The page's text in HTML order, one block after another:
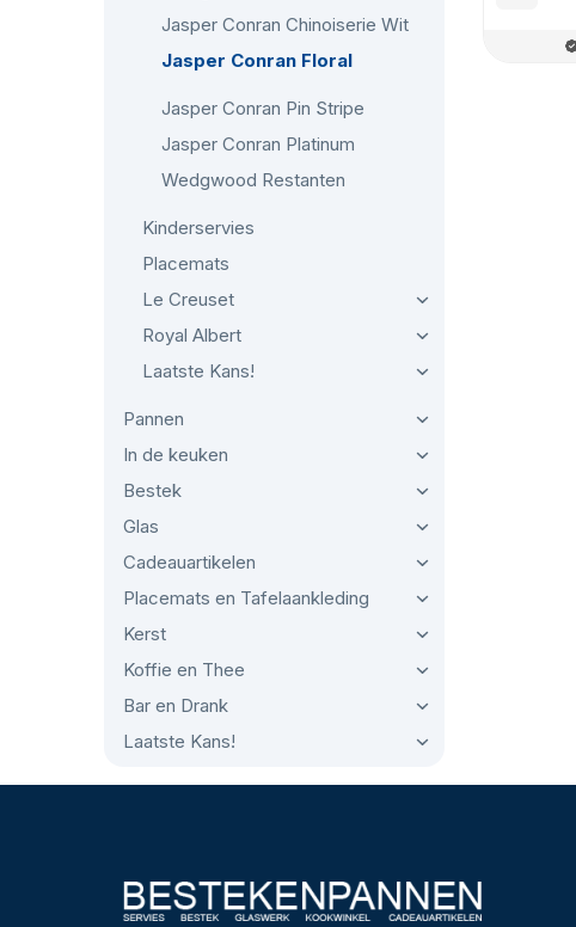
Jasper Conran Chinoiserie Wit
Jasper Conran Floral
Jasper Conran Pin Stripe
Jasper Conran Platinum
Wedgwood Restanten
Kinderservies
Placemats
Le Creuset
Royal Albert
Laatste Kans!
Pannen
In de keuken
Bestek
Glas
Cadeauartikelen
Placemats en Tafelaankleding
Kerst
Koffie en Thee
Bar en Drank
Laatste Kans!